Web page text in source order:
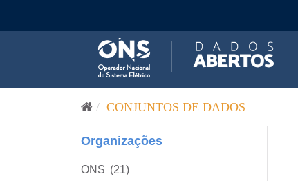
CONJUNTOS DE DADOS
Organizações
ONS (21)